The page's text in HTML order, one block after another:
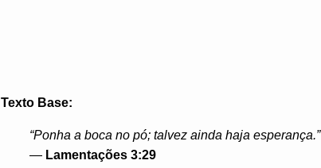
Texto Base:
“Ponha a boca no pó; talvez ainda haja esperança.”
— Lamentações 3:29